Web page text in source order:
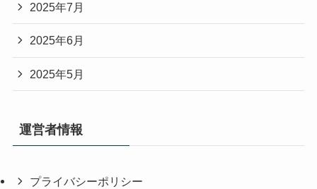
2025年7月
2025年6月
2025年5月
運営者情報
プライバシーポリシー